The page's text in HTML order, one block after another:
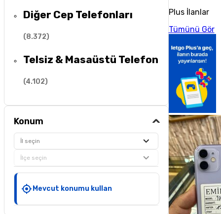
Diğer Cep Telefonları
(8.372)
Telsiz & Masaüstü Telefon
(4.102)
Konum
İl seçin
İlçe seçin
Mevcut konumu kullan
Plus İlanlar
Tümünü Gör